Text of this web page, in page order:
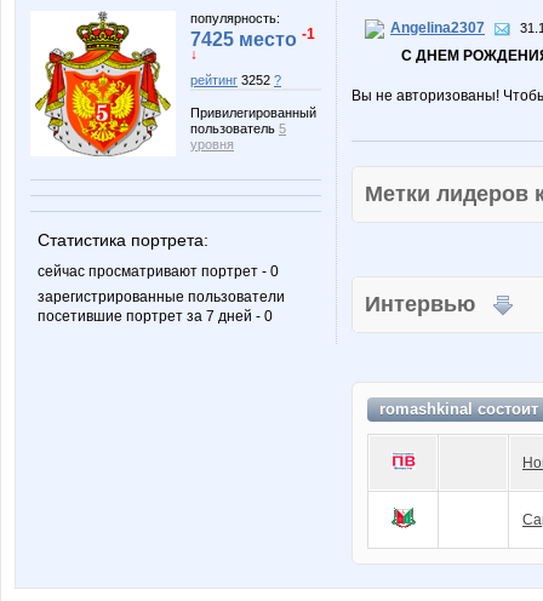
популярность:
7425 место -1
↓
рейтинг 3252 ?
Привилегированный
пользователь 5
уровня
Статистика портрета:
сейчас просматривают портрет - 0
зарегистрированные пользователи
посетившие портрет за 7 дней - 0
Angelina2307
С ДНЕМ
Вы не авторизованы!
Метки
Интервью
romashkinal